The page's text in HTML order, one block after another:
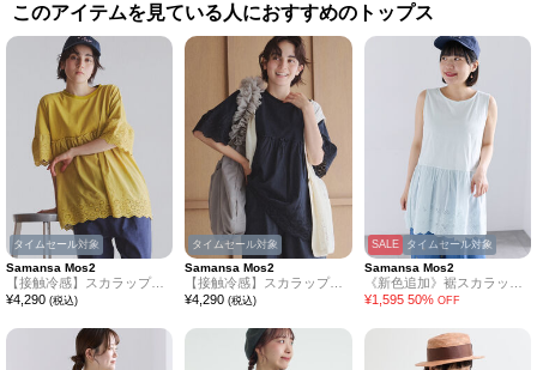
このアイテムを見ている人におすすめのトップス
タイムセール対象
Samansa Mos2
【接触冷感】スカラップレース切替カットソー
¥4,290 (税込)
タイムセール対象
Samansa Mos2
【接触冷感】スカラップレース切替カットソー
¥4,290 (税込)
SALE タイムセール対象
Samansa Mos2
¥1,595 50% OFF